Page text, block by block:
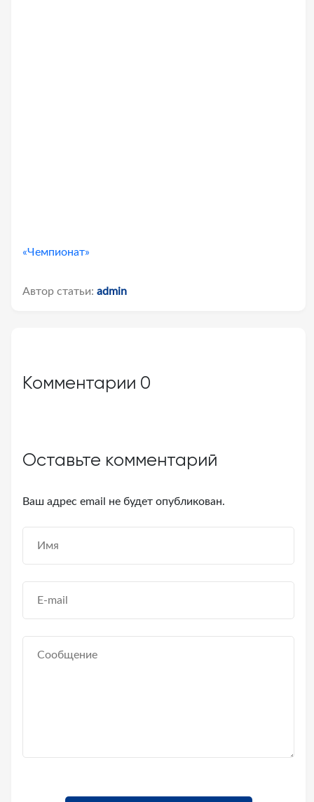
«Чемпионат»
Автор статьи: admin
Комментарии 0
Оставьте комментарий
Ваш адрес email не будет опубликован.